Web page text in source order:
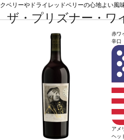
ザ・プリズナー・ワ
100の生産者とのネットワーク
デイヴ・フィニーは、禁酒法時代に盛んだったガレー
後半にザ・プリズナーの最初のヴィンテージを造りま
ロスとともに、このブランドの特徴である美しく、豊
出すことのできる個性的な葡萄畑を見つけたのです。
た乾燥農法の葡萄畑で、プリズナー・ワイン・カンパ
役割を担っているのです。このブランドは、葡萄栽培
する葡萄は、カリフォルニアでユニークな品種を栽培
ドは常にカリフォルニア中の葡萄農家と新しい関係
今後も拡大していきます。
クベリーやドライレッドベリーの心地よい風
る。 葡萄品種メルロー 87.5%、プティ・ヴ
赤ワ
辛口
アメ
ヘッ